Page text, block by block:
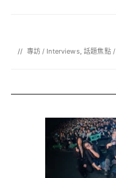
// 專訪 / Interviews,話題焦點